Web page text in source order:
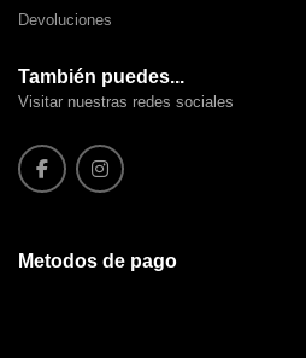
Devoluciones
También puedes...
Visitar nuestras redes sociales
Metodos de pago